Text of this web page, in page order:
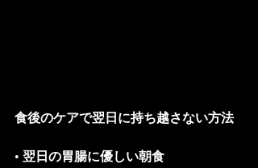
食後のケアで翌日に持ち越さない方法
• 翌日の胃腸に優しい朝食